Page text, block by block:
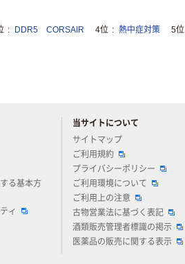
DDR5 CORSAIR 4位 熱中症対策 5位
る基本方
ィ
当サイトについて
サイトマップ
ご利用規約
プライバシーポリシー
ご利用環境について
ご利用上の注意
古物営業法に基づく表記
酒類販売管理者標識の掲示
医薬品の販売に関する表示